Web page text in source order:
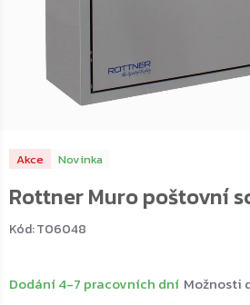
Akce Novinka
Rottner Muro poštovní
Kód:T06048
Dodání 4-7 pracovních dní Možnosti